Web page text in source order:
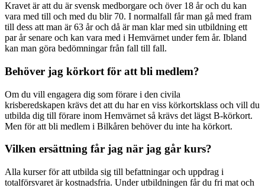
Kravet är att du är svensk medborgare och över 18 år och du kan
vara med till och med du blir 70. I normalfall får man gå med fram
till dess att man är 63 år och då är man klar med sin utbildning ett
par år senare och kan vara med i Hemvärnet under fem år. Ibland
kan man göra bedömningar från fall till fall.
Behöver jag körkort för att bli medlem?
Om du vill engagera dig som förare i den civila
krisberedskapen krävs det att du har en viss körkortsklass och vill du
utbilda dig till förare inom Hemvärnet så krävs det lägst B-körkort.
Men för att bli medlem i Bilkåren behöver du inte ha körkort.
Vilken ersättning får jag när jag går kurs?
Alla kurser för att utbilda sig till befattningar och uppdrag i
totalförsvaret är kostnadsfria. Under utbildningen får du fri mat och